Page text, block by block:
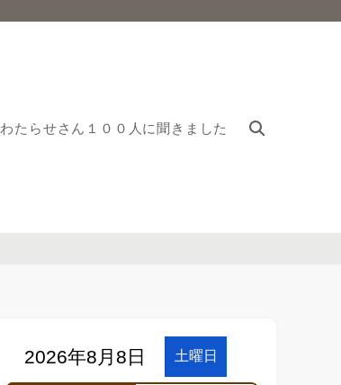
わたらせさん１００人に聞きました